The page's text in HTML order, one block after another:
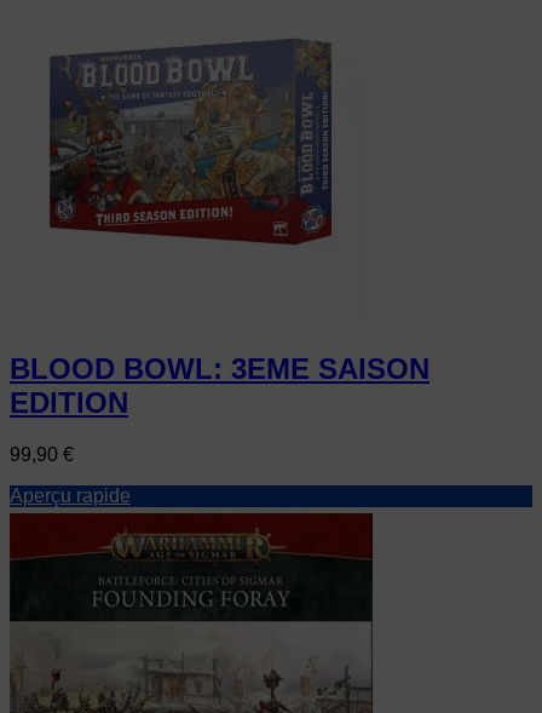
BLOOD BOWL: 3EME SAISON
EDITION
Prix
99,90 €
Aperçu rapide